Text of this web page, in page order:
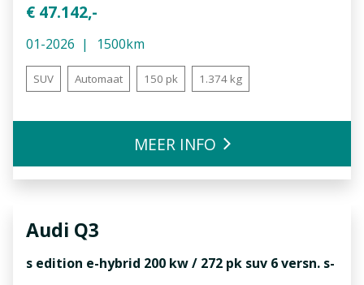
€ 47.142,-
01-2026 1500km
SUV Automaat 150 pk 1.374 kg
MEER INFO
Audi Q3
s edition e-hybrid 200 kw / 272 pk suv 6 versn. s-